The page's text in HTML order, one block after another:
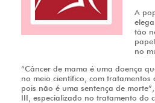
A
tão
no
“Câncer de mama é uma doença
no meio científico, com
pois não é uma sentença de
III, especializado no tratamento do